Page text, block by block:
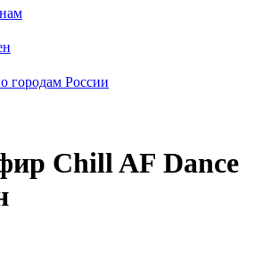
России
Chill AF Dance